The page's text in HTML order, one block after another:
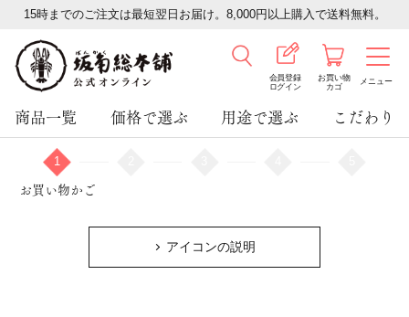
15時までのご注文は最短翌日お届け。8,000円以上購入で送料無料。
会員登録
ログイン
お買い物
カゴ
メニュー
商品一覧 価格で選ぶ 用途で選ぶ こだわり
1
お買い物かご
アイコンの説明